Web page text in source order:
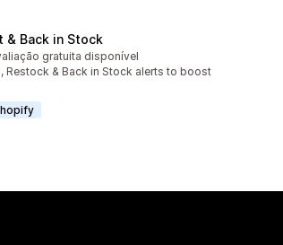
& Back in Stock
gratuita disponível
Restock & Back in Stock alerts to boost